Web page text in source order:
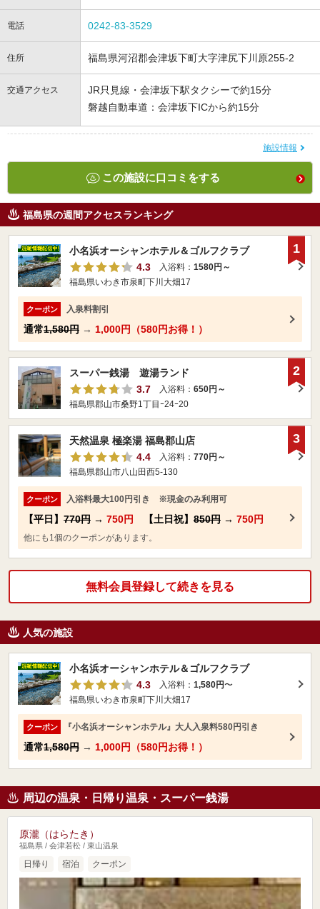
電話 0242-83-3529
住所 福島県河沼郡会津坂下町大字津尻下川原255-2
交通アクセス
JR只見線・会津坂下駅タクシーで約15分
磐越自動車道：会津坂下ICから約15分
施設情報
この施設に口コミをする
福島県の週間アクセスランキング
小名浜オーシャンホテル＆ゴルフクラブ
4.3
入浴料： 1580円～
福島県いわき市泉町下川大畑17
クーポン 入泉料割引
通常1,580円 → 1,000円（580円お得！）
1
スーパー銭湯 遊湯ランド
3.7
入浴料： 650円～
福島県郡山市桑野1丁目ｰ24ｰ20
2
天然温泉 極楽湯 福島郡山店
4.4
入浴料： 770円～
福島県郡山市八山田西5-130
クーポン 入浴料最大100円引き ※現金のみ利用可
【平日】 770円 → 750円 【土日祝】 850円 → 750円
他にも1個のクーポンがあります。
3
無料会員登録して続きを見る
人気の施設
小名浜オーシャンホテル＆ゴルフクラブ
4.3
入浴料： 1,580円〜
福島県いわき市泉町下川大畑17
クーポン 『小名浜オーシャンホテル』大人入泉料580円引き
通常1,580円 → 1,000円（580円お得！）
周辺の温泉・日帰り温泉・スーパー銭湯
原瀧（はらたき）
福島県 / 会津若松 / 東山温泉
日帰り 宿泊 クーポン